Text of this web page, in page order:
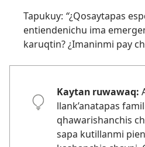
Tapukuy: “¿Qosaytapas
entiendenichu ima
karuqtin? ¿Imaninmi pay
Kaytan ruwawaq:
llank’anatapas
qhawarishanchis
sapa kutillanmi